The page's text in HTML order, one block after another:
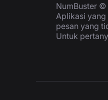
NumBuster
Aplikasi yang
pesan yang
Untuk